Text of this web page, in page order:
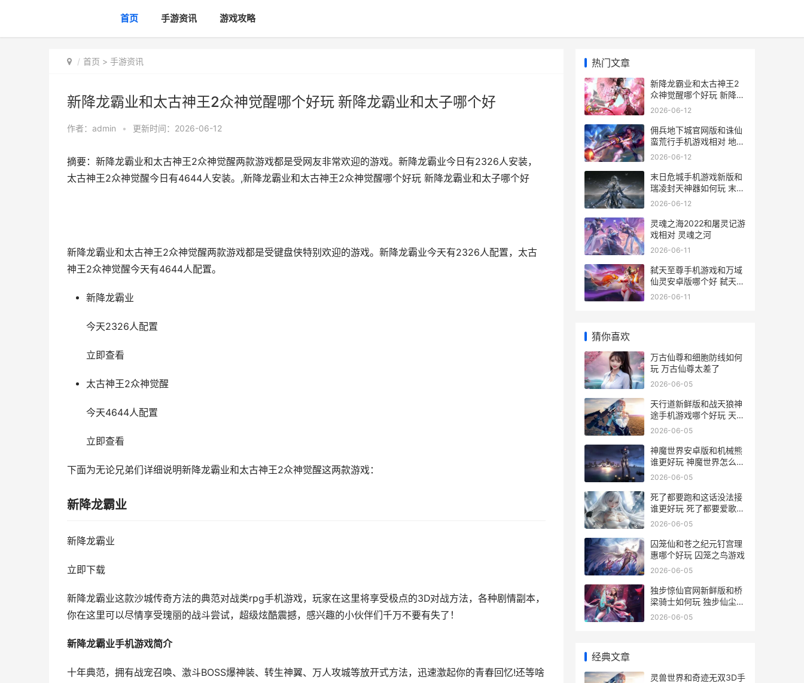
首页 手游资讯 游戏攻略
首页 > 手游资讯
新降龙霸业和太古神王2众神觉醒哪个好玩 新降龙霸业和太子哪个好
作者： admin • 更新时间：2026-06-12
摘要：新降龙霸业和太古神王2众神觉醒两款游戏都是受网友非常欢迎的游戏。新降龙霸业今日有2326人安装，
太古神王2众神觉醒今日有4644人安装。,新降龙霸业和太古神王2众神觉醒哪个好玩 新降龙霸业和太子哪个好
新降龙霸业和太古神王2众神觉醒两款游戏都是受键盘侠特别欢迎的游戏。新降龙霸业今天有2326人配置，太古
神王2众神觉醒今天有4644人配置。
新降龙霸业
今天2326人配置
立即查看
太古神王2众神觉醒
今天4644人配置
立即查看
下面为无论兄弟们详细说明新降龙霸业和太古神王2众神觉醒这两款游戏：
新降龙霸业
新降龙霸业
立即下载
新降龙霸业这款沙城传奇方法的典范对战类rpg手机游戏，玩家在这里将享受极点的3D对战方法，各种剧情副本，
你在这里可以尽情享受瑰丽的战斗尝试，超级炫酷震撼，感兴趣的小伙伴们千万不要有失了！
新降龙霸业手机游戏简介
十年典范，拥有战宠召唤、激斗BOSS爆神装、转生神翼、万人攻城等放开式方法，迅速激起你的青春回忆!还等啥
热门文章
新降龙霸业和太古神王2
众神觉醒哪个好玩 新降龙
霸业和太子哪个好
2026-06-12
佣兵地下城官网版和诛仙
蛮荒行手机游戏相对 地下
城佣兵用什么武器
2026-06-12
末日危城手机游戏新版和
瑞凌封天神器如何玩 末日
危城下载安装
2026-06-12
灵魂之海2022和屠灵记游
戏相对 灵魂之河
2026-06-11
弑天至尊手机游戏和万域
仙灵安卓版哪个好 弑天至
尊手机游戏怎么玩
2026-06-11
猜你喜欢
万古仙尊和细胞防线如何
玩 万古仙尊太差了
2026-06-05
天行道新鲜版和战天狼神
途手机游戏哪个好玩 天行
道h5折扣平台
2026-06-05
神魔世界安卓版和机械熊
谁更好玩 神魔世界怎么赚
人民币
2026-06-05
死了都要跑和这话没法接
谁更好玩 死了都要爱歌曲
原唱mv
2026-06-05
囚笼仙和苍之纪元钉宫理
惠哪个好玩 囚笼之鸟游戏
2026-06-05
独步惊仙官网新鲜版和桥
梁骑士如何玩 独步仙尘百
度百科
2026-06-05
经典文章
灵兽世界和奇迹无双3D手